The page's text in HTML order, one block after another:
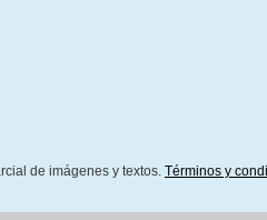
de imágenes y textos. Términos y